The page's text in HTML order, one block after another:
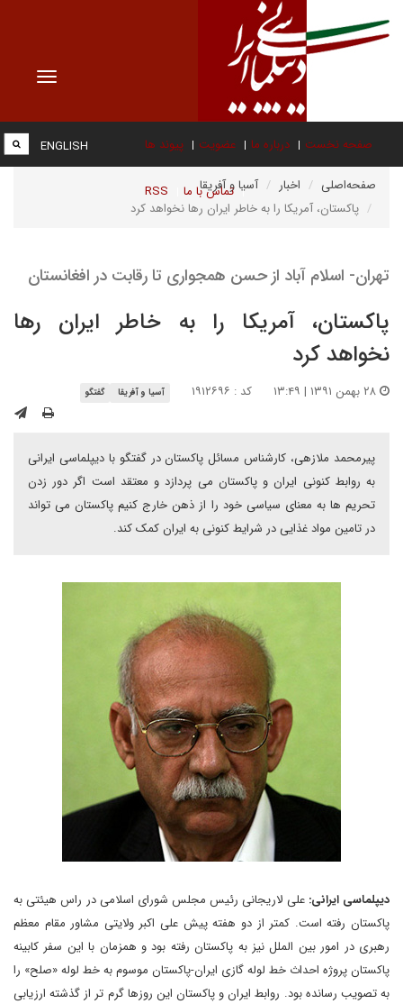
Toggle
صفحه نخست درباره ما عضویت پیوند ها
تماس با ما RSS
ENGLISH
صفحه‌اصلی اخبار
آسیا و آفریقا
پاکستان، آمریکا را به خاطر ایران رها نخواهد کرد
تهران- اسلام آباد از حسن همجواری تا رقابت در افغانستان
پاکستان، آمریکا را به خاطر ایران رها
نخواهد کرد
کد : ۱۹۱۲۶۹۶ آسیا و آفریقا گفتگو
پیرمحمد ملازهی، کارشناس مسائل پاکستان در گفتگو با دیپلماسی ایرانی
به روابط کنونی ایران و پاکستان می پردازد و معتقد است اگر دور زدن
تحریم ها به معنای سیاسی خود را از ذهن خارج کنیم پاکستان می تواند
در تامین مواد غذایی در شرایط کنونی به ایران کمک کند.
دیپلماسی ایرانی: علی لاریجانی رئیس مجلس شورای اسلامی در راس هیئتی به
پاکستان رفته است. کمتر از دو هفته پیش علی اکبر ولایتی مشاور مقام معظم
رهبری در امور بین الملل نیز به پاکستان رفته بود و همزمان با این سفر کابینه
پاکستان پروژه احداث خط لوله گازی ایران-پاکستان موسوم به خط لوله «صلح» را
به تصویب رسانده بود. روابط ایران و پاکستان این روزها گرم تر از گذشته ارزیابی